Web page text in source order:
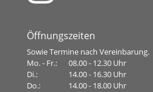
Öffnungszeiten
Sowie Termine nach Vereinbarung.
Mo. - Fr.:
08.00 - 12.30 Uhr
Di.:
14.00 - 16.30 Uhr
Do.:
14.00 - 18.00 Uhr